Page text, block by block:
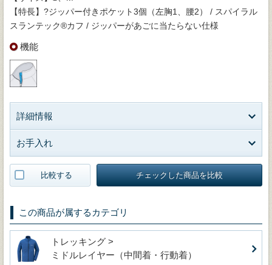
【特長】?ジッパー付きポケット3個（左胸1、腰2） / スパイラル
スランテック®カフ / ジッパーがあごに当たらない仕様
機能
詳細情報
お手入れ
比較する チェックした商品を比較
この商品が属するカテゴリ
トレッキング >
ミドルレイヤー（中間着・行動着）